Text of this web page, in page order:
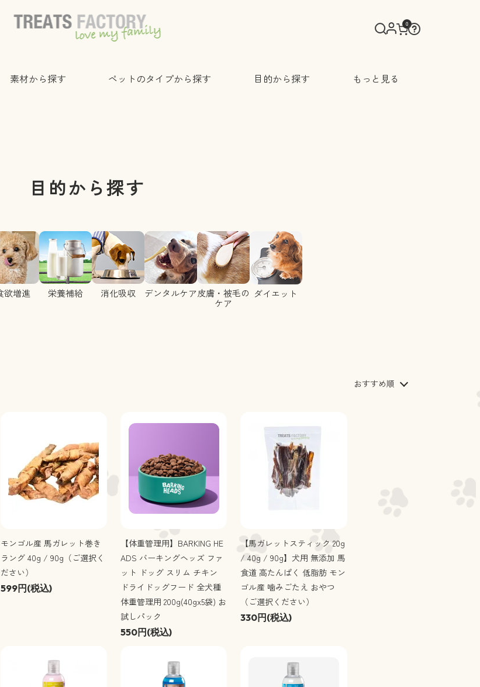
0
素材から探す ペットのタイプから探す 目的から探す もっと見る
目的から探す
おすすめ順
モンゴル産 馬ガレット巻き
ラング 40g / 90g（ご選択く
ださい）
599円(税込)
【体重管理用】BARKING HE
ADS バーキングヘッズ ファ
ット ドッグ スリム チキン
ドライドッグフード 全犬種
体重管理用 200g(40gx5袋) お
試しパック
550円(税込)
【馬ガレットスティック 20g
/ 40g / 90g】犬用 無添加 馬
食道 高たんぱく 低脂肪 モン
ゴル産 噛みごたえ おやつ
（ご選択ください）
330円(税込)